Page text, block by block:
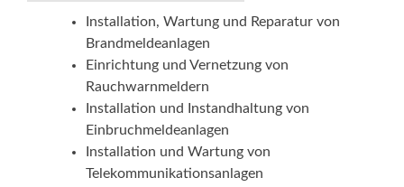
Installation, Wartung und Reparatur von
Brandmeldeanlagen
Einrichtung und Vernetzung von
Rauchwarnmeldern
Installation und Instandhaltung von
Einbruchmeldeanlagen
Installation und Wartung von
Telekommunikationsanlagen